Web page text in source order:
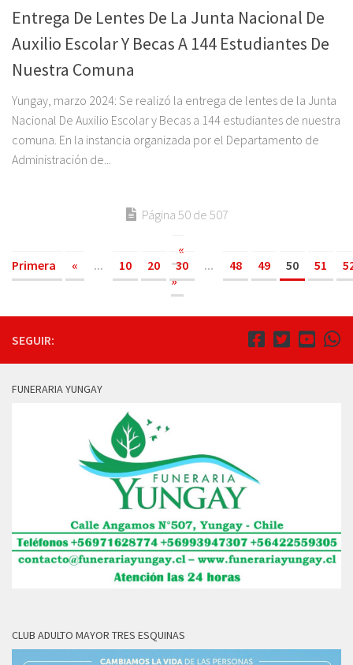
Entrega De Lentes De La Junta Nacional De
Auxilio Escolar Y Becas A 144 Estudiantes De
Nuestra Comuna
Yungay, marzo 2024: Se realizó la entrega de lentes de la Junta
Nacional De Auxilio Escolar y Becas a 144 estudiantes de nuestra
comuna. En la instancia organizada por el Departamento de
Administración de...
Página 50 de 507
«
Primera
« ... 10 20 30 ... 48 49 50 51
»
SEGUIR:
FUNERARIA YUNGAY
CLUB ADULTO MAYOR TRES ESQUINAS